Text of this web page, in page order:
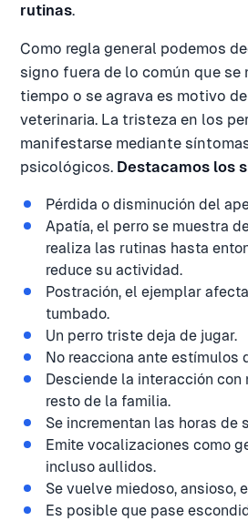
rutinas.
Como regla general podemos
signo fuera de lo común que se
tiempo o se agrava es motivo
veterinaria. La tristeza en los
manifestarse mediante
psicológicos. Destacamos los
Pérdida o disminución del
Apatía, el perro se muestra
realiza las rutinas hasta
reduce su actividad.
Postración, el ejemplar
tumbado.
Un perro triste deja de jugar.
No reacciona ante estímulos
Desciende la interacción con
resto de la familia.
Se incrementan las horas de
Emite vocalizaciones como
incluso aullidos.
Se vuelve miedoso, ansioso,
Es posible que pase